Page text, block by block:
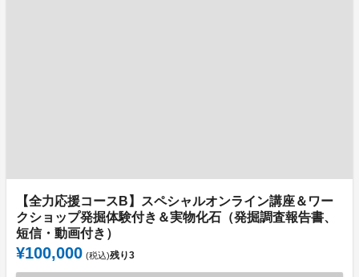
【全力応援コースB】スペシャルオンライン講座＆ワー
クショップ発掘体験付き＆実物化石（発掘調査報告書、
短信・動画付き）
¥100,000 (税込)残り3